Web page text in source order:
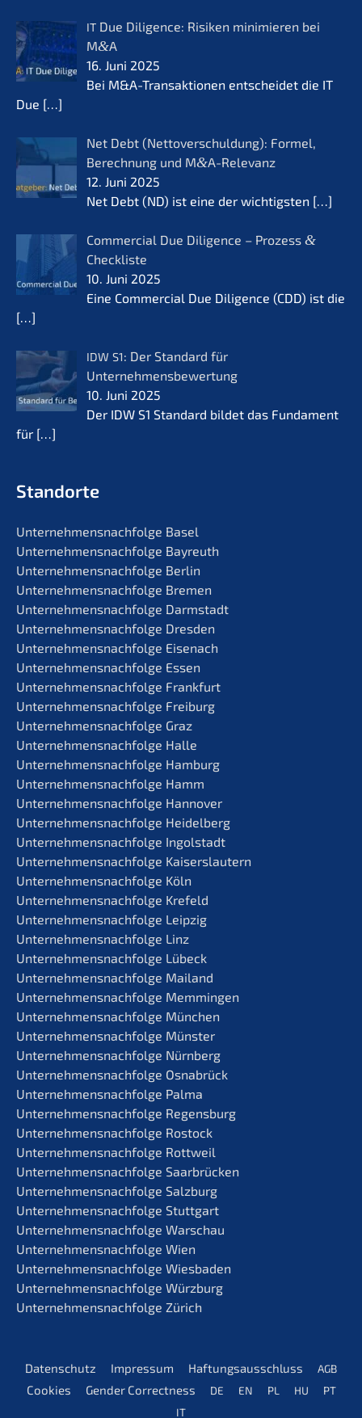
IT Due Diligence: Risiken minimie­ren bei
M&A
16. Juni 2025
Bei M&A-Transaktionen entschei­det die IT
Due […]
Net Debt (Netto­ver­schul­dung): Formel,
Berech­nung und M&A-Relevanz
12. Juni 2025
Net Debt (ND) ist eine der wichtigs­ten […]
Commer­cial Due Diligence – Prozess &
Checkliste
10. Juni 2025
Eine Commer­cial Due Diligence (CDD) ist die
[…]
IDW S1: Der Standard für
Unternehmensbewertung
10. Juni 2025
Der IDW S1 Standard bildet das Funda­ment
für […]
Standorte
Unternehmens­nachfolge Basel
Unternehmens­nachfolge Bayreuth
Unternehmens­nachfolge Berlin
Unternehmens­nachfolge Bremen
Unternehmens­nachfolge Darmstadt
Unternehmens­nachfolge Dresden
Unternehmens­nachfolge Eisenach
Unternehmens­nachfolge Essen
Unternehmens­nachfolge Frankfurt
Unternehmens­nachfolge Freiburg
Unternehmens­nachfolge Graz
Unternehmens­nachfolge Halle
Unternehmens­nachfolge Hamburg
Unternehmens­nachfolge Hamm
Unternehmens­nachfolge Hannover
Unternehmens­nachfolge Heidelberg
Unternehmens­nachfolge Ingolstadt
Unternehmens­nachfolge Kaiserslautern
Unternehmens­nachfolge Köln
Unternehmens­nachfolge Krefeld
Unternehmens­nachfolge Leipzig
Unternehmens­nachfolge Linz
Unternehmens­nachfolge Lübeck
Unternehmens­nachfolge Mailand
Unternehmens­nachfolge Memmingen
Unternehmens­nachfolge München
Unternehmens­nachfolge Münster
Unternehmens­nachfolge Nürnberg
Unternehmens­nachfolge Osnabrück
Unternehmens­nachfolge Palma
Unternehmens­nachfolge Regensburg
Unternehmens­nachfolge Rostock
Unternehmens­nachfolge Rottweil
Unternehmens­nachfolge Saarbrücken
Unternehmens­nachfolge Salzburg
Unternehmens­nachfolge Stuttgart
Unternehmens­nachfolge Warschau
Unternehmens­nachfolge Wien
Unternehmens­nachfolge Wiesbaden
Unternehmens­nachfolge Würzburg
Unternehmens­nachfolge Zürich
Daten­schutz Impres­sum Haftungs­aus­schluss AGB
Cookies Gender Correct­ness DE EN PL HU
PT
IT